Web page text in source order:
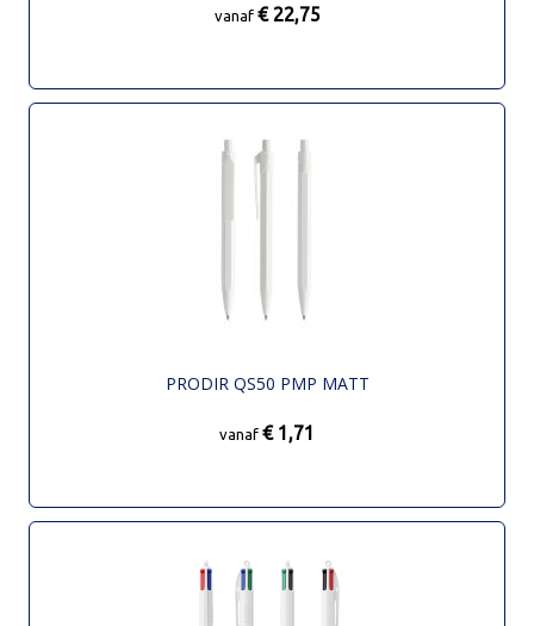
vanaf € 22,75
PRODIR QS50 PMP MATT
vanaf € 1,71